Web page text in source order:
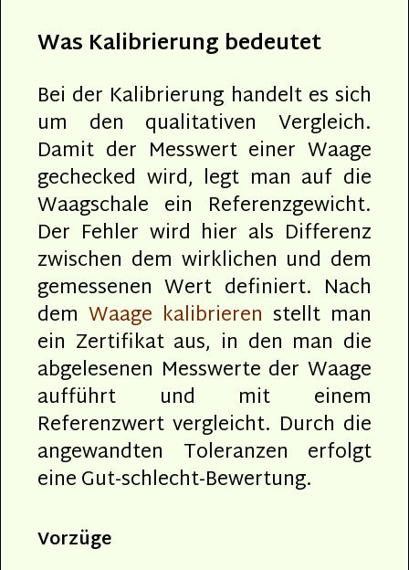
Was Kalibrierung bedeutet
Bei der Kalibrierung handelt es sich
um den qualitativen Vergleich.
Damit der Messwert einer Waage
gechecked wird, legt man auf die
Waagschale ein Referenzgewicht.
Der Fehler wird hier als Differenz
zwischen dem wirklichen und dem
gemessenen Wert definiert. Nach
dem Waage kalibrieren stellt man
ein Zertifikat aus, in den man die
abgelesenen Messwerte der Waage
aufführt und mit einem
Referenzwert vergleicht. Durch die
angewandten Toleranzen erfolgt
eine Gut-schlecht-Bewertung.
Vorzüge